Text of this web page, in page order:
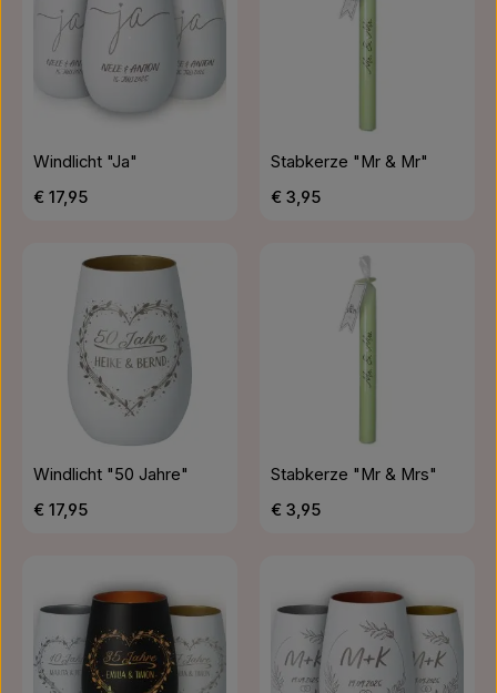
Windlicht "Ja"
Regulärer Preis:
€ 17,95
Stabkerze "Mr & Mr"
Regulärer Preis:
€ 3,95
Windlicht "50 Jahre"
Regulärer Preis:
€ 17,95
Stabkerze "Mr & Mrs"
Regulärer Preis:
€ 3,95